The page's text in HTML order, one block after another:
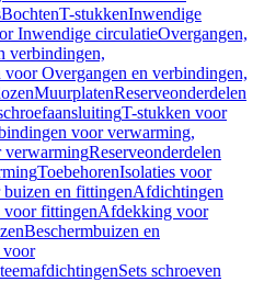
BochtenT-stukkenInwendige
Inwendige circulatieOvergangen,
verbindingen,
voor Overgangen en verbindingen,
MuurplatenReserveonderdelen
T-stukken voor
voor verwarming,
verwarmingReserveonderdelen
ToebehorenIsolaties voor
en fittingenAfdichtingen
fittingenAfdekking voor
Beschermbuizen en
voor
Sets schroeven